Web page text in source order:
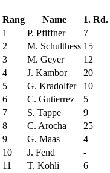
Rang Name 1. Rd.
1
P. Pfiffner 7
2
M. Schulthess 15
3
M. Geyer 12
4
J. Kambor 20
5
G. Kradolfer 10
6
C. Gutierrez 5
7
S. Tappe 9
8
C. Arocha 25
9
G. Maas 4
10
J. Fend -
11
T. Kohli 6